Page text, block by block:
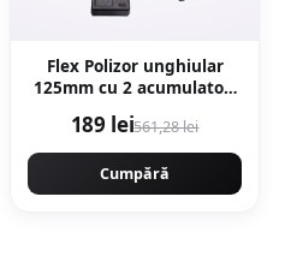
Flex Polizor unghiular
125mm cu 2 acumulatori
Protools Campion
CMP1253
189 lei561,28 lei
Cumpără